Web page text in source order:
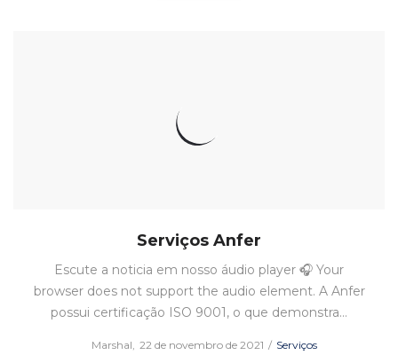
Serviços Anfer
Escute a noticia em nosso áudio player 🎧 Your
browser does not support the audio element. A Anfer
possui certificação ISO 9001, o que demonstra…
Marshal Posted
22 de novembro de 2021
Posted
Serviços